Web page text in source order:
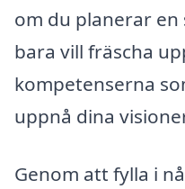
om du planerar
bara vill fräscha
kompetenserna
uppnå dina
Genom att fylla i